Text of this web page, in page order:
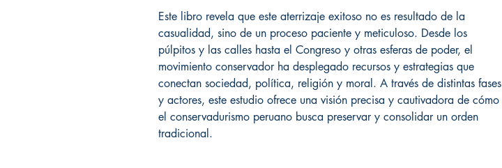
Este libro revela que este aterrizaje exitoso no es resultado de la
casualidad, sino de un proceso paciente y meticuloso. Desde los
púlpitos y las calles hasta el Congreso y otras esferas de poder, el
movimiento conservador ha desplegado recursos y estrategias que
conectan sociedad, política, religión y moral. A través de distintas fases
y actores, este estudio ofrece una visión precisa y cautivadora de cómo
el conservadurismo peruano busca preservar y consolidar un orden
tradicional.